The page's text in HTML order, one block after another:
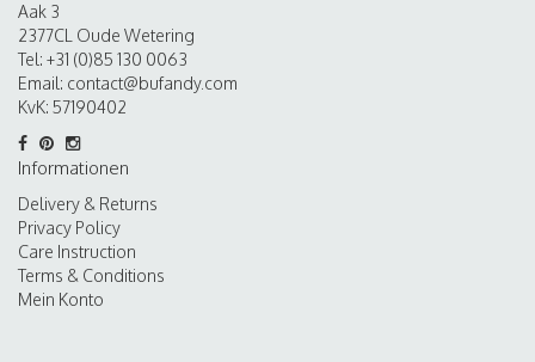
Aak 3
2377CL Oude Wetering
Tel: +31 (0)85 130 0063
Email: contact@bufandy.com
KvK: 57190402
Informationen
Delivery & Returns
Privacy Policy
Care Instruction
Terms & Conditions
Mein Konto